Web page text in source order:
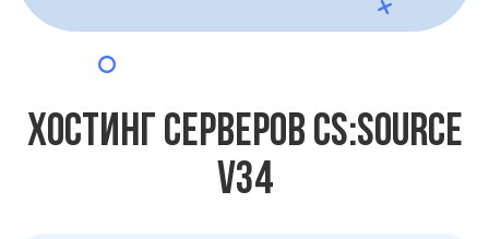
ХОСТИНГ СЕРВЕРОВ CS:SOURCE
V34